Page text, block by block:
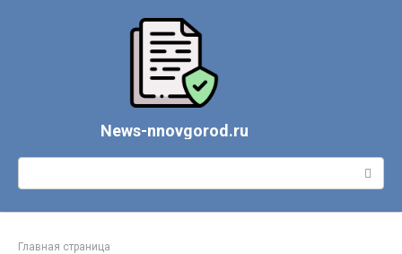
News-nnovgorod.ru
Поиск:
Главная страница